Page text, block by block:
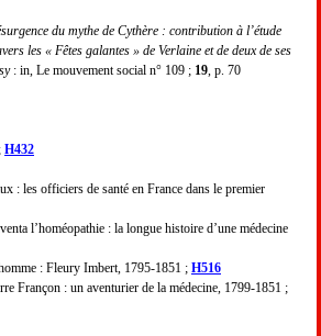
du mythe de Cythère : contribution à l’étude
les « Fêtes galantes » de Verlaine et de deux de ses
: in, Le mouvement social n° 109 ; 19 , p. 70
H432
: les officiers de santé en France dans le premier
l’homéopathie : la longue histoire d’une médecine
: Fleury Imbert, 1795-1851 ; H516
Françon : un aventurier de la médecine, 1799-1851 ;